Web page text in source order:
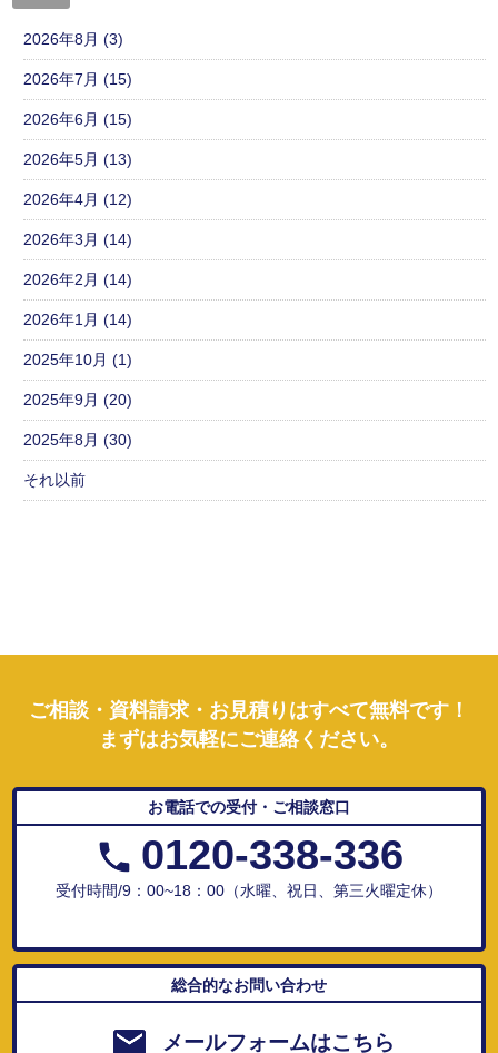
2026年8月 (3)
2026年7月 (15)
2026年6月 (15)
2026年5月 (13)
2026年4月 (12)
2026年3月 (14)
2026年2月 (14)
2026年1月 (14)
2025年10月 (1)
2025年9月 (20)
2025年8月 (30)
それ以前
ご相談・資料請求・お見積りはすべて無料です！
まずはお気軽にご連絡ください。
お電話での受付・ご相談窓口
0120-338-336
受付時間/9：00~18：00（水曜、祝日、第三火曜定休）
総合的なお問い合わせ
メールフォームはこちら